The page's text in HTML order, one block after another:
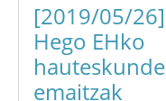
[2019/05/26]
Hego EHko
hauteskunde
emaitzak